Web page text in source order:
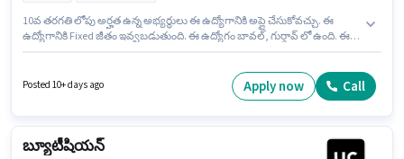
10వ తరగతి లోపు అర్హత ఉన్న అభ్యర్థులు ఈ ఉద్యోగానికి అప్లై చేసుకోవచ్చు. ఈ
ఉద్యోగానికి Fixed జీతం ఇవ్వబడుతుంది. ఈ ఉద్యోగం బావల్, గుర్గావ్ లో ఉంది. ఈ
క్రియాశీలకంగా నియామకం జరుగుతోంది. ఈ ఉద్యోగం Full Time ప్రాతిపదికపై, DAY
Posted 10+ days ago Apply now Call
బ్యూటీషియన్